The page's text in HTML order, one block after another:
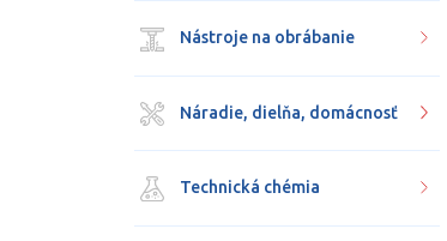
Nástroje na obrábanie
Náradie, dielňa, domácnosť
Technická chémia